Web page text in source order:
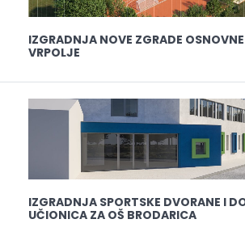
IZGRADNJA NOVE ZGRADE OSNOVNE
VRPOLJE
IZGRADNJA SPORTSKE DVORANE I
UČIONICA ZA OŠ BRODARICA